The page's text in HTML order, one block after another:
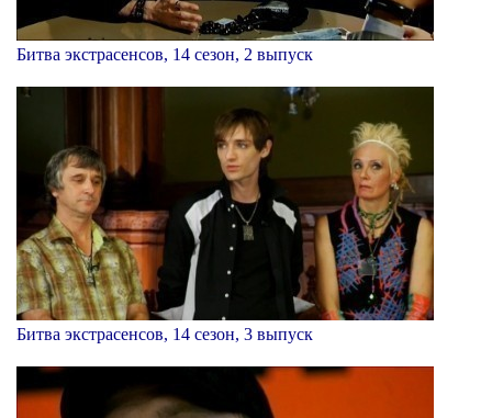
Битва экстрасенсов, 14 сезон, 2 выпуск
Битва экстрасенсов, 14 сезон, 3 выпуск